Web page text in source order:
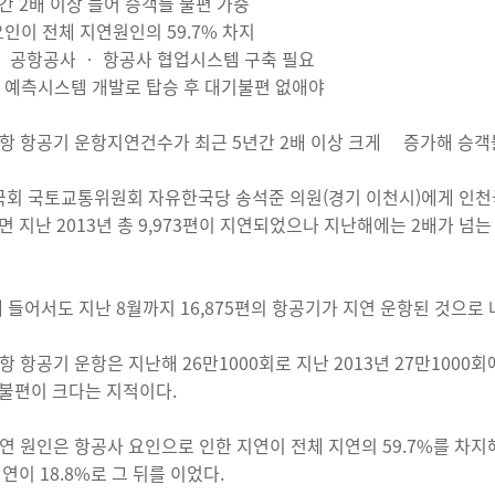
이 전체 지연원인의 59.7% 차지
항공사 ‧ 항공사 협업시스템 구축 필요
측시스템 개발로 탑승 후 대기불편 없애야
항공기 운항지연건수가 최근 5년간 2배 이상 크게 증가해 승객
국토교통위원회 자유한국당 송석준 의원(경기 이천시)에게 인
지난 2013년 총 9,973편이 지연되었으나 지난해에는 2배가 넘
어서도 지난 8월까지 16,875편의 항공기가 지연 운항된 것으로
항공기 운항은 지난해 26만1000회로 지난 2013년 27만1000
편이 크다는 지적이다.
원인은 항공사 요인으로 인한 지연이 전체 지연의 59.7%를 차
이 18.8%로 그 뒤를 이었다.